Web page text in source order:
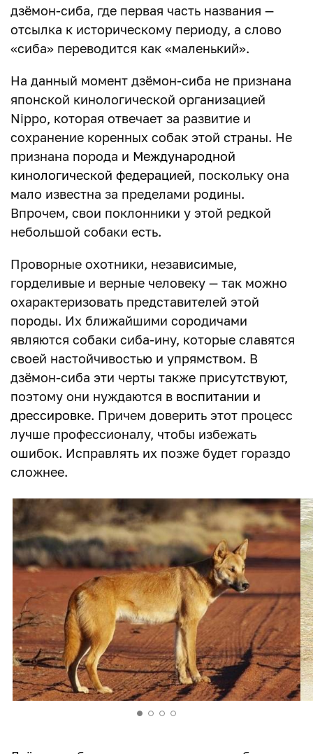
дзёмон-сиба, где первая часть названия —
отсылка к историческому периоду, а слово
«сиба» переводится как «маленький».
На данный момент дзёмон-сиба не признана
японской кинологической организацией
Nippo, которая отвечает за развитие и
сохранение коренных собак этой страны. Не
признана порода и Международной
кинологической федерацией, поскольку она
мало известна за пределами родины.
Впрочем, свои поклонники у этой редкой
небольшой собаки есть.
Проворные охотники, независимые,
горделивые и верные человеку — так можно
охарактеризовать представителей этой
породы. Их ближайшими сородичами
являются собаки сиба-ину, которые славятся
своей настойчивостью и упрямством. В
дзёмон-сиба эти черты также присутствуют,
поэтому они нуждаются в воспитании и
дрессировке. Причем доверить этот процесс
лучше профессионалу, чтобы избежать
ошибок. Исправлять их позже будет гораздо
сложнее.